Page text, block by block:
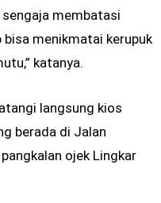
membatasi
menikmatai kerupuk
katanya.
langsung kios
berada di Jalan
ojek Lingkar